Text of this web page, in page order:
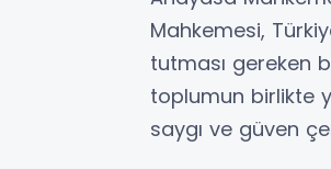
Mahkemesi,
tutması gereken
toplumun birlikte
saygı ve güven